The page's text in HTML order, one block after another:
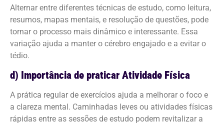
Alternar entre diferentes técnicas de estudo, como leitura,
resumos, mapas mentais, e resolução de questões, pode
tornar o processo mais dinâmico e interessante. Essa
variação ajuda a manter o cérebro engajado e a evitar o
tédio.
d) Importância de praticar Atividade Física
A prática regular de exercícios ajuda a melhorar o foco e
a clareza mental. Caminhadas leves ou atividades físicas
rápidas entre as sessões de estudo podem revitalizar a